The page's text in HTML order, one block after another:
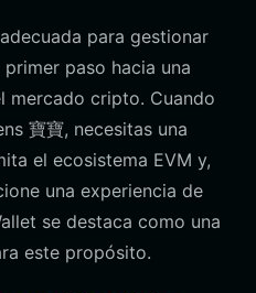
para gestionar
paso hacia una
mercado cripto. Cuando
寶寶, necesitas una
el ecosistema EVM y,
una experiencia de
se destaca como una
este propósito.